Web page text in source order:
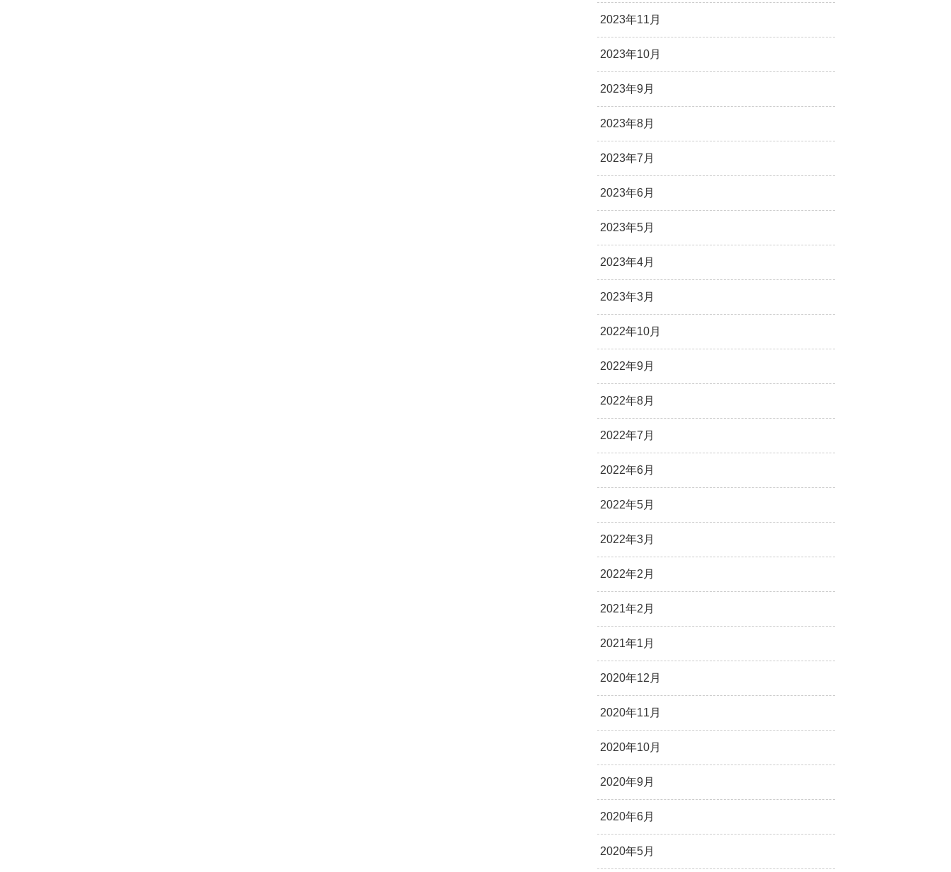
2023年11月
2023年10月
2023年9月
2023年8月
2023年7月
2023年6月
2023年5月
2023年4月
2023年3月
2022年10月
2022年9月
2022年8月
2022年7月
2022年6月
2022年5月
2022年3月
2022年2月
2021年2月
2021年1月
2020年12月
2020年11月
2020年10月
2020年9月
2020年6月
2020年5月